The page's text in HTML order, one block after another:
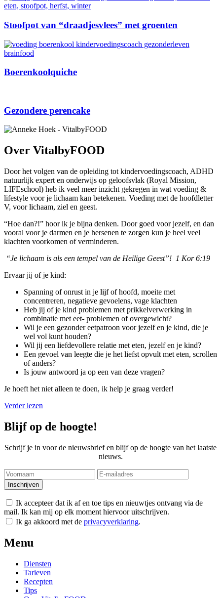
Stoofpot van “draadjesvlees” met groenten
Boerenkoolquiche
Gezondere perencake
Over VitalbyFOOD
Door het volgen van de opleiding tot kindervoedingscoach, ADHD
natuurlijk expert en onderwijs op geloofsvlak (Royal Mission,
LIFEschool) heb ik veel meer inzicht gekregen in wat voeding &
lifestyle voor je lichaam kan betekenen. Voeding met de hoofdletter
V, voor lichaam, ziel en geest.
“Hoe dan?!” hoor ik je bijna denken. Door goed voor jezelf, en dan
vooral voor je darmen en je hersenen te zorgen kun je heel veel
klachten voorkomen of verminderen.
“Je lichaam is als een tempel van de Heilige Geest”! 1 Kor 6:19
Ervaar jij of je kind:
Spanning of onrust in je lijf of hoofd, moeite met
concentreren, negatieve gevoelens, vage klachten
Heb jij of je kind problemen met prikkelverwerking in
combinatie met eet- problemen of overgewicht?
Wil je een gezonder eetpatroon voor jezelf en je kind, die je
wel vol kunt houden?
Wil jij een liefdevollere relatie met eten, jezelf en je kind?
Een gevoel van leegte die je het liefst opvult met eten, scrollen
of anders?
Is jouw antwoord ja op een van deze vragen?
Je hoeft het niet alleen te doen, ik help je graag verder!
Verder lezen
Blijf op de hoogte!
Schrijf je in voor de nieuwsbrief en blijf op de hoogte van het laatste
nieuws.
Ik accepteer dat ik af en toe tips en nieuwtjes ontvang via de
mail. Ik kan mij op elk moment hiervoor uitschrijven.
Ik ga akkoord met de privacyverklaring.
Menu
Diensten
Tarieven
Recepten
Tips